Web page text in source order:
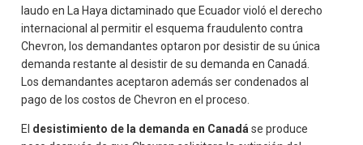
laudo en La Haya dictaminado que Ecuador violó el derecho
internacional al permitir el esquema fraudulento contra
Chevron, los demandantes optaron por desistir de su única
demanda restante al desistir de su demanda en Canadá.
Los demandantes aceptaron además ser condenados al
pago de los costos de Chevron en el proceso.
El desistimiento de la demanda en Canadá se produce